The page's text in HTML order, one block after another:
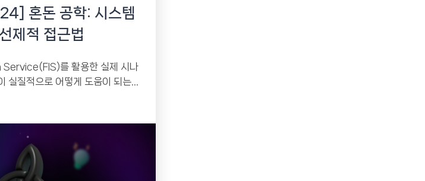
혼돈 공학: 시스템
제적 접근법
를 활용한 실제 시나
실질적으로 어떻게 도움이 되는지